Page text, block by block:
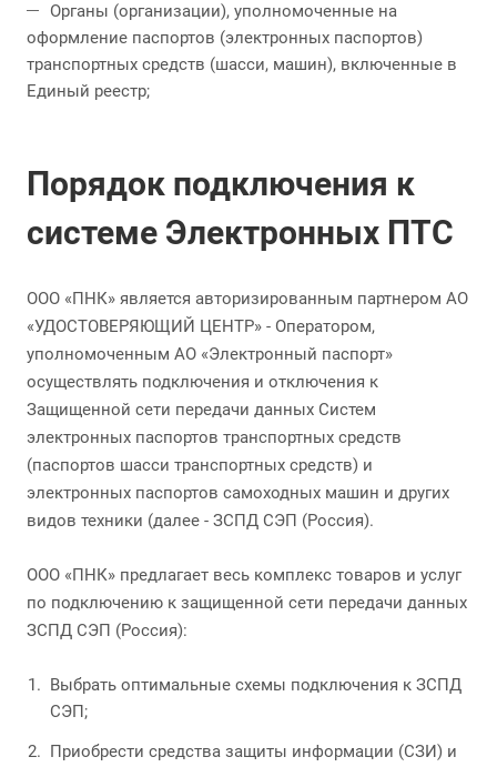
Органы (организации), уполномоченные на
оформление паспортов (электронных паспортов)
транспортных средств (шасси, машин), включенные в
Единый реестр;
Порядок подключения к
системе Электронных ПТС
ООО «ПНК» является авторизированным партнером АО
«УДОСТОВЕРЯЮЩИЙ ЦЕНТР» - Оператором,
уполномоченным АО «Электронный паспорт»
осуществлять подключения и отключения к
Защищенной сети передачи данных Систем
электронных паспортов транспортных средств
(паспортов шасси транспортных средств) и
электронных паспортов самоходных машин и других
видов техники (далее - ЗСПД СЭП (Россия).
ООО «ПНК» предлагает весь комплекс товаров и услуг
по подключению к защищенной сети передачи данных
ЗСПД СЭП (Россия):
Выбрать оптимальные схемы подключения к ЗСПД
СЭП;
Приобрести средства защиты информации (СЗИ) и